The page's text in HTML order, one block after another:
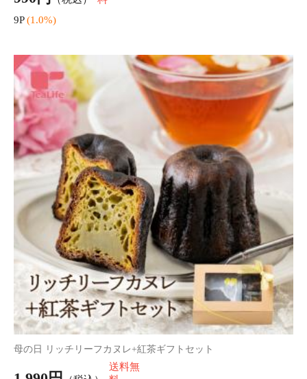
母の日 春吉富士12個入り＋まるごとさんかく茶セット
2,980円 （税込*） 料
29P (1.0%)